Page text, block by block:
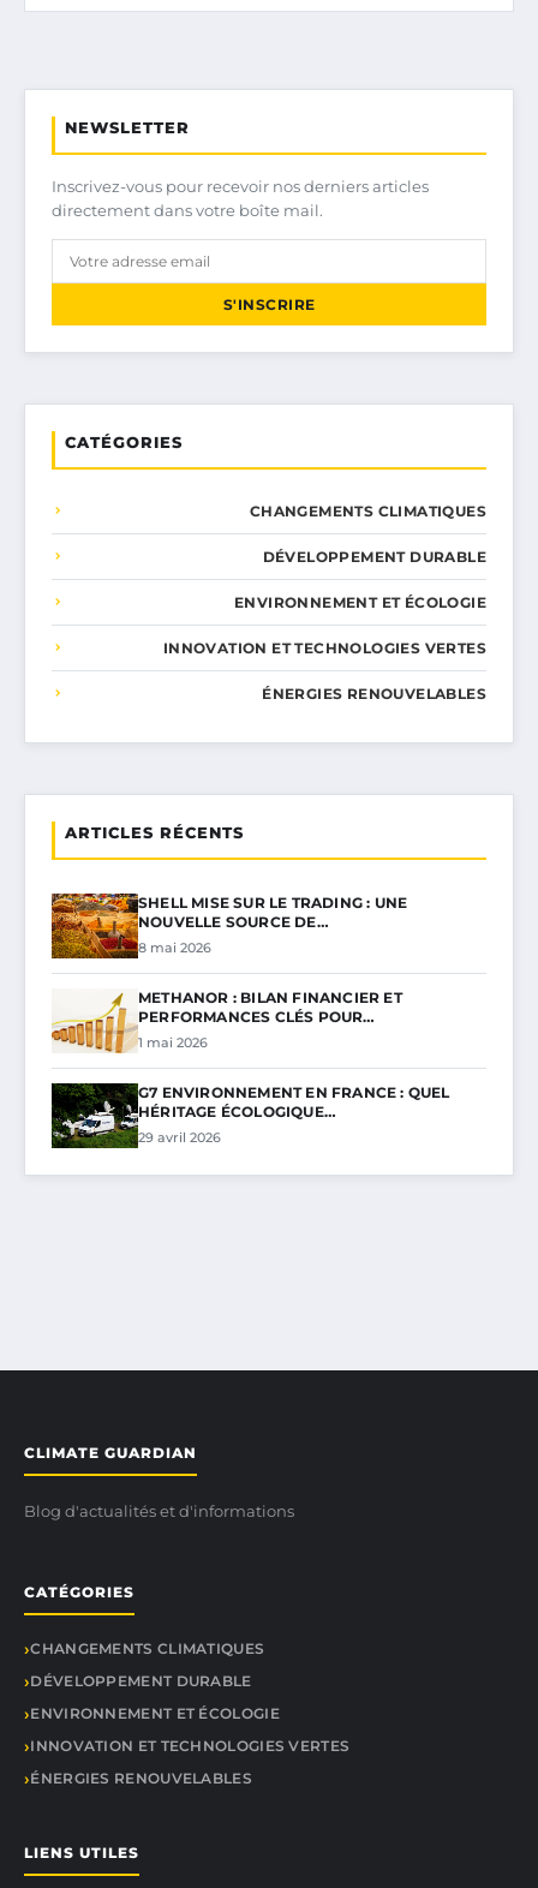
NEWSLETTER
Inscrivez-vous pour recevoir nos derniers articles
directement dans votre boîte mail.
S'INSCRIRE
CATÉGORIES
CHANGEMENTS CLIMATIQUES
DÉVELOPPEMENT DURABLE
ENVIRONNEMENT ET ÉCOLOGIE
INNOVATION ET TECHNOLOGIES VERTES
ÉNERGIES RENOUVELABLES
ARTICLES RÉCENTS
SHELL MISE SUR LE TRADING : UNE
NOUVELLE SOURCE DE…
8 mai 2026
METHANOR : BILAN FINANCIER ET
PERFORMANCES CLÉS POUR…
1 mai 2026
G7 ENVIRONNEMENT EN FRANCE : QUEL
HÉRITAGE ÉCOLOGIQUE…
29 avril 2026
CLIMATE GUARDIAN
Blog d'actualités et d'informations
CATÉGORIES
CHANGEMENTS CLIMATIQUES
DÉVELOPPEMENT DURABLE
ENVIRONNEMENT ET ÉCOLOGIE
INNOVATION ET TECHNOLOGIES VERTES
ÉNERGIES RENOUVELABLES
LIENS UTILES